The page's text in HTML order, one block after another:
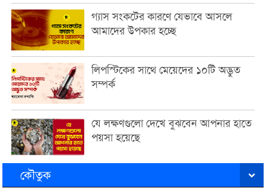
গ্যাস সংকটের কারণে যেভাবে আসলে
আমাদের উপকার হচ্ছে
লিপস্টিকের সাথে মেয়েদের ১০টি অদ্ভুত
সম্পর্ক
যে লক্ষণগুলো দেখে বুঝবেন আপনার হাতে
পয়সা হয়েছে
কৌতুক